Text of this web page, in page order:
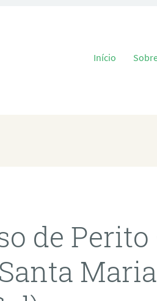
Pular para o
Início
de